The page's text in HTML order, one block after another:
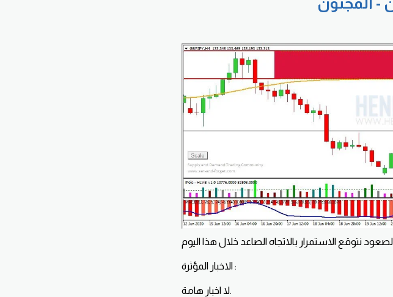
الاخبار المؤثرة :
لا اخبار هامة.